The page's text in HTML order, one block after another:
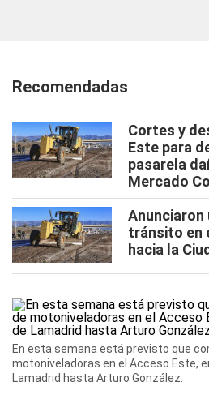
Recomendadas
Cortes y
Este para
pasarela
Mercado
Anunciaron
tránsito en
hacia la
En esta semana está previsto que
motoniveladoras en el Acceso Este,
Lamadrid hasta Arturo González.